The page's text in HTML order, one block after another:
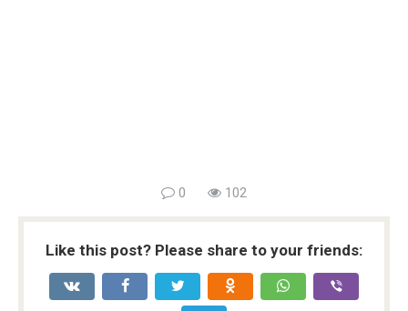
0 102
Like this post? Please share to your friends: